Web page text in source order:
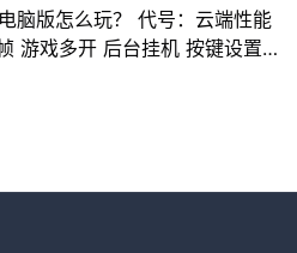
脑版怎么玩？ 代号：云端性能
游戏多开 后台挂机 按键设置